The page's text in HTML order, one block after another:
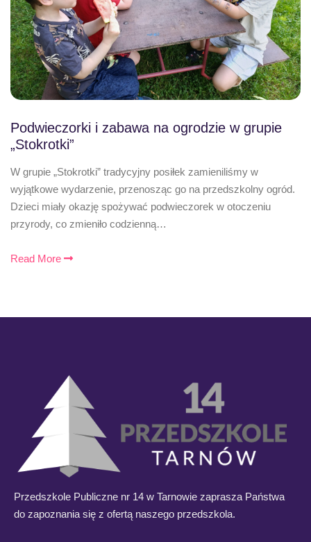
Podwieczorki i zabawa na ogrodzie w grupie
„Stokrotki”
W grupie „Stokrotki” tradycyjny posiłek zamieniliśmy w
wyjątkowe wydarzenie, przenosząc go na przedszkolny ogród.
Dzieci miały okazję spożywać podwieczorek w otoczeniu
przyrody, co zmieniło codzienną…
Read More
Przedszkole Publiczne nr 14 w Tarnowie zaprasza Państwa
do zapoznania się z ofertą naszego przedszkola.